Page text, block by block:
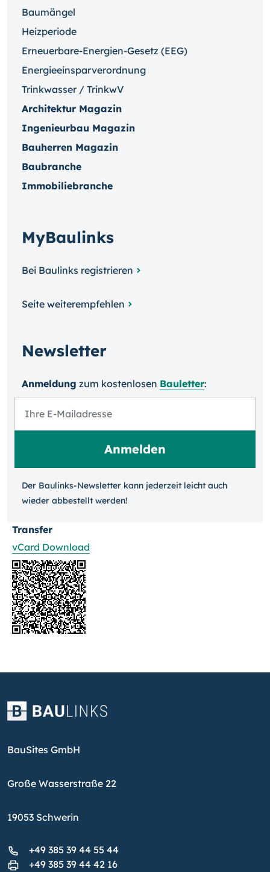
Baumängel
Heizperiode
Erneuerbare-Energien-Gesetz (EEG)
Energieeinsparverordnung
Trinkwasser / TrinkwV
Architektur Magazin
Ingenieurbau Magazin
Bauherren Magazin
Baubranche
Immobiliebranche
MyBaulinks
Bei Baulinks registrieren
Seite weiterempfehlen
Newsletter
Anmeldung zum kosten­losen Bauletter:
Der Baulinks-Newsletter kann jeder­zeit leicht auch
wieder ab­bestellt werden!
Transfer
vCard Download
BauSites GmbH
Große Wasserstraße 22
19053 Schwerin
+49 385 39 44 55 44
+49 385 39 44 42 16